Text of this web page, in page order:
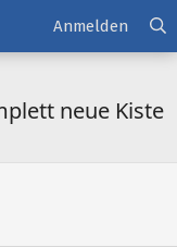
Anmelden
neue Kiste